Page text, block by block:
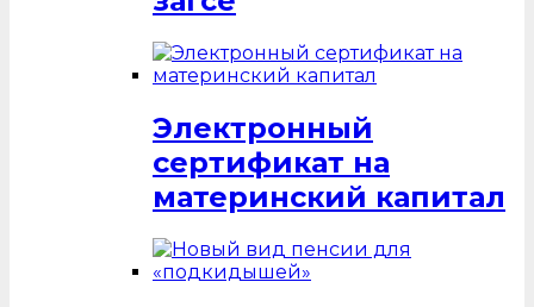
Электронный
сертификат на
материнский капитал